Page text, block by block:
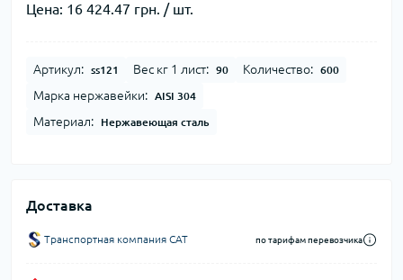
Цена: 16 424.47 грн. / шт.
Артикул: ss121 Вес кг 1 лист: 90 Количество: 600
Марка нержавейки: AISI 304
Материал: Нержавеющая сталь
Доставка
Транспортная компания CAT по тарифам перевозчика